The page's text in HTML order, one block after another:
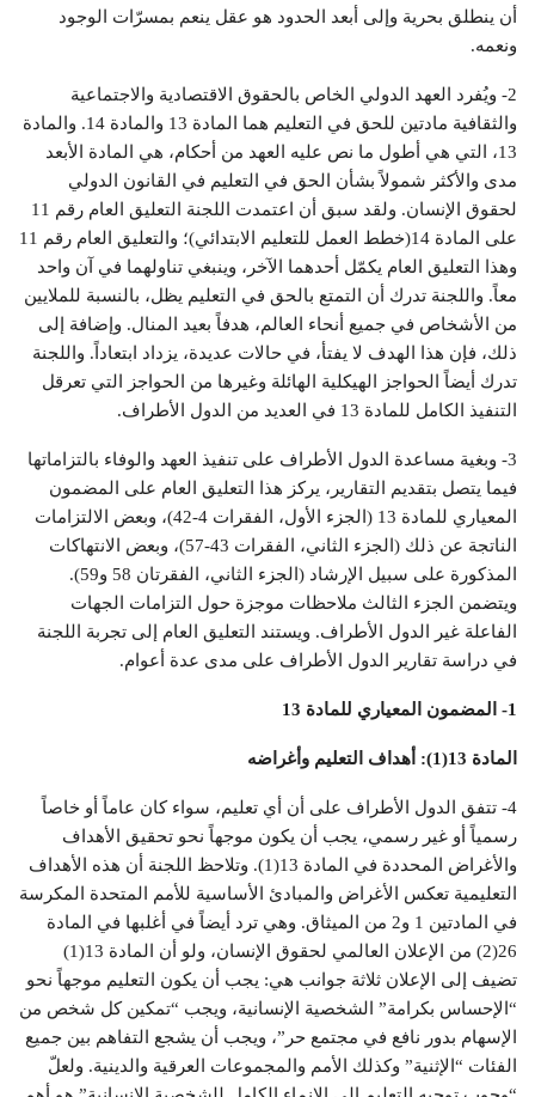
أن ينطلق بحرية وإلى أبعد الحدود هو عقل ينعم بمسرّات الوجود
ونعمه.
2- ويُفرد العهد الدولي الخاص بالحقوق الاقتصادية والاجتماعية
والثقافية مادتين للحق في التعليم هما المادة 13 والمادة 14. والمادة
13، التي هي أطول ما نص عليه العهد من أحكام، هي المادة الأبعد
مدى والأكثر شمولاً بشأن الحق في التعليم في القانون الدولي
لحقوق الإنسان. ولقد سبق أن اعتمدت اللجنة التعليق العام رقم 11
على المادة 14(خطط العمل للتعليم الابتدائي)؛ والتعليق العام رقم 11
وهذا التعليق العام يكمّل أحدهما الآخر، وينبغي تناولهما في آن واحد
معاً. واللجنة تدرك أن التمتع بالحق في التعليم يظل، بالنسبة للملايين
من الأشخاص في جميع أنحاء العالم، هدفاً بعيد المنال. وإضافة إلى
ذلك، فإن هذا الهدف لا يفتأ، في حالات عديدة، يزداد ابتعاداً. واللجنة
تدرك أيضاً الحواجز الهيكلية الهائلة وغيرها من الحواجز التي تعرقل
التنفيذ الكامل للمادة 13 في العديد من الدول الأطراف.
3- وبغية مساعدة الدول الأطراف على تنفيذ العهد والوفاء بالتزاماتها
فيما يتصل بتقديم التقارير، يركز هذا التعليق العام على المضمون
المعياري للمادة 13 (الجزء الأول، الفقرات 4-42)، وبعض الالتزامات
الناتجة عن ذلك (الجزء الثاني، الفقرات 43-57)، وبعض الانتهاكات
المذكورة على سبيل الإرشاد (الجزء الثاني، الفقرتان 58 و59).
ويتضمن الجزء الثالث ملاحظات موجزة حول التزامات الجهات
الفاعلة غير الدول الأطراف. ويستند التعليق العام إلى تجربة اللجنة
في دراسة تقارير الدول الأطراف على مدى عدة أعوام.
1- المضمون المعياري للمادة 13
المادة 13(1): أهداف التعليم وأغراضه
4- تتفق الدول الأطراف على أن أي تعليم، سواء كان عاماً أو خاصاً
رسمياً أو غير رسمي، يجب أن يكون موجهاً نحو تحقيق الأهداف
والأغراض المحددة في المادة 13(1). وتلاحظ اللجنة أن هذه الأهداف
التعليمية تعكس الأغراض والمبادئ الأساسية للأمم المتحدة المكرسة
في المادتين 1 و2 من الميثاق. وهي ترد أيضاً في أغلبها في المادة
26(2) من الإعلان العالمي لحقوق الإنسان، ولو أن المادة 13(1)
تضيف إلى الإعلان ثلاثة جوانب هي: يجب أن يكون التعليم موجهاً نحو
“الإحساس بكرامة” الشخصية الإنسانية، ويجب “تمكين كل شخص من
الإسهام بدور نافع في مجتمع حر”، ويجب أن يشجع التفاهم بين جميع
الفئات “الإثنية” وكذلك الأمم والمجموعات العرقية والدينية. ولعلّ